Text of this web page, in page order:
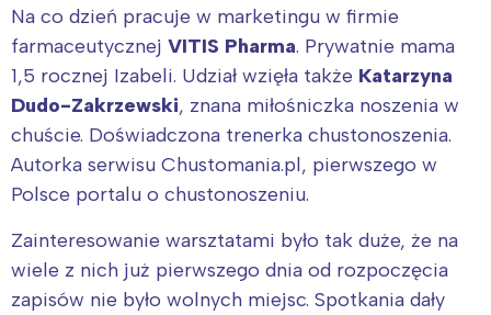
Na co dzień pracuje w marketingu w firmie
farmaceutycznej VITIS Pharma. Prywatnie mama
1,5 rocznej Izabeli. Udział wzięła także Katarzyna
Dudo-Zakrzewski, znana miłośniczka noszenia w
chuście. Doświadczona trenerka chustonoszenia.
Autorka serwisu Chustomania.pl, pierwszego w
Polsce portalu o chustonoszeniu.
Zainteresowanie warsztatami było tak duże, że na
wiele z nich już pierwszego dnia od rozpoczęcia
zapisów nie było wolnych miejsc. Spotkania dały